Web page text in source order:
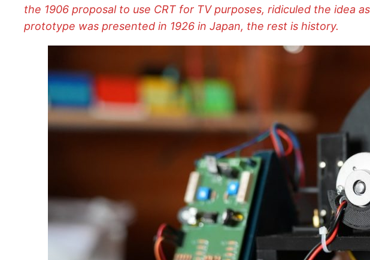
the 1906 proposal to use CRT for TV purposes, ridiculed the idea
prototype was presented in 1926 in Japan, the rest is history.